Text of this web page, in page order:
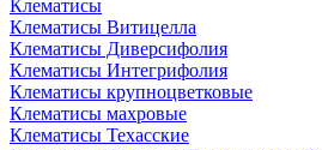
Клематисы
Клематисы Витицелла
Клематисы Диверсифолия
Клематисы Интегрифолия
Клематисы крупноцветковые
Клематисы махровые
Клематисы Техасские